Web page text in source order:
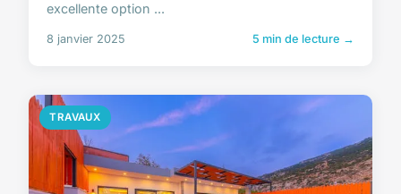
excellente option ...
8 janvier 2025 5 min de lecture →
TRAVAUX